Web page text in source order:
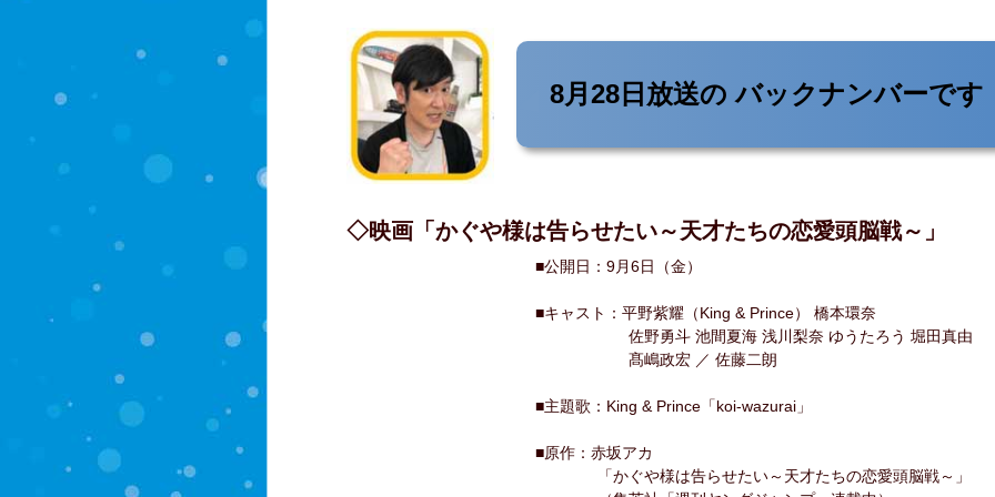
8月28日放送の バックナンバーです
◇映画「かぐや様は告らせたい～天才たちの恋愛頭脳戦～」
■公開日：9月6日（金）
■キャスト：平野紫耀（King & Prince） 橋本環奈
佐野勇斗 池間夏海 浅川梨奈 ゆうたろう 堀田真由
髙嶋政宏 ／ 佐藤二朗
■主題歌：King & Prince「koi-wazurai」
■原作：赤坂アカ
「かぐや様は告らせたい～天才たちの恋愛頭脳戦～」